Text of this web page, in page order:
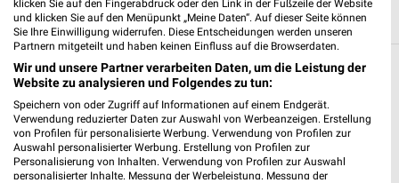
Weitere NKD Geschäfte mit Angeboten in
und um Eppertshausen
5 Geschäfte und Orte
klicken Sie auf den Fingerabdruck oder den Link in der Fußzeile der Website
und klicken Sie auf den Menüpunkt „Meine Daten“. Auf dieser Seite können
Sie Ihre Einwilligung widerrufen. Diese Entscheidungen werden unseren
Partnern mitgeteilt und haben keinen Einfluss auf die Browserdaten.
Wir und unsere Partner verarbeiten Daten, um die Leistung der
Website zu analysieren und Folgendes zu tun:
Speichern von oder Zugriff auf Informationen auf einem Endgerät.
Verwendung reduzierter Daten zur Auswahl von Werbeanzeigen. Erstellung
von Profilen für personalisierte Werbung. Verwendung von Profilen zur
Auswahl personalisierter Werbung. Erstellung von Profilen zur
Personalisierung von Inhalten. Verwendung von Profilen zur Auswahl
personalisierter Inhalte. Messung der Werbeleistung. Messung der